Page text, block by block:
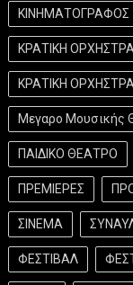
ΚΙΝΗΜΑΤΟΓΡΑΦΟΣ
ΚΡΑΤΙΚΗ
ΚΡΑΤΙΚΗ
Μεγαρο Μουσικής
ΠΑΙΔΙΚΟ ΘΕΑΤΡΟ
ΠΡΕΜΙΕΡΕΣ
ΣΙΝΕΜΑ
ΦΕΣΤΙΒΑΛ